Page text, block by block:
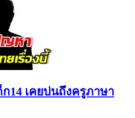
ก14 เคยบ่นถึงครูภาษา